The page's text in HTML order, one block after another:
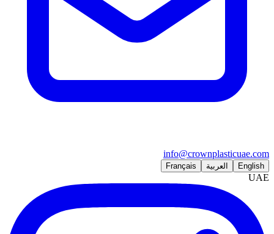
info@crownplasticuae.com
English العربية Français
UAE